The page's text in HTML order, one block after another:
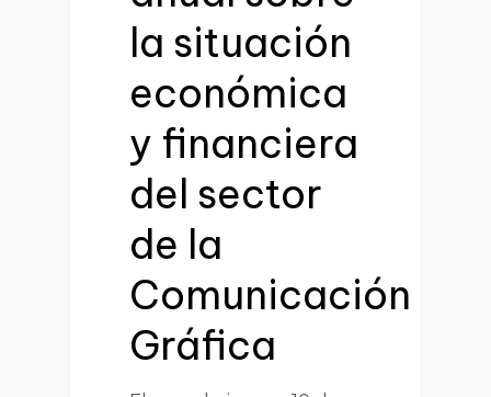
la situación
económica
y financiera
del sector
de la
Comunicación
Gráfica